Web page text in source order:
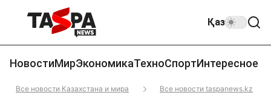
Қаз
НовостиМирЭкономикаТехноСпортИнтересное
Все новости Казахстана и мира
Все новости taspanews.kz